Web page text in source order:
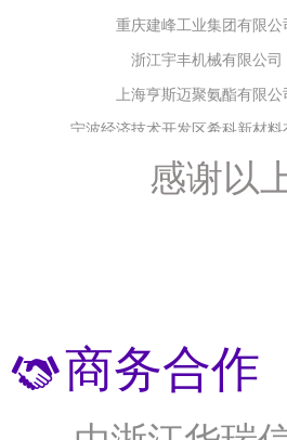
浦江奈斯过滤器材有限公
湖北鑫甬生物环保科技有限
万华化学（烟台）销售有限
宿迁联盛科技股份有限公
感谢以
商务合作